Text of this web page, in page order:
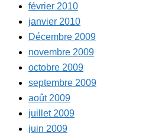
février 2010
janvier 2010
Décembre 2009
novembre 2009
octobre 2009
septembre 2009
août 2009
juillet 2009
juin 2009